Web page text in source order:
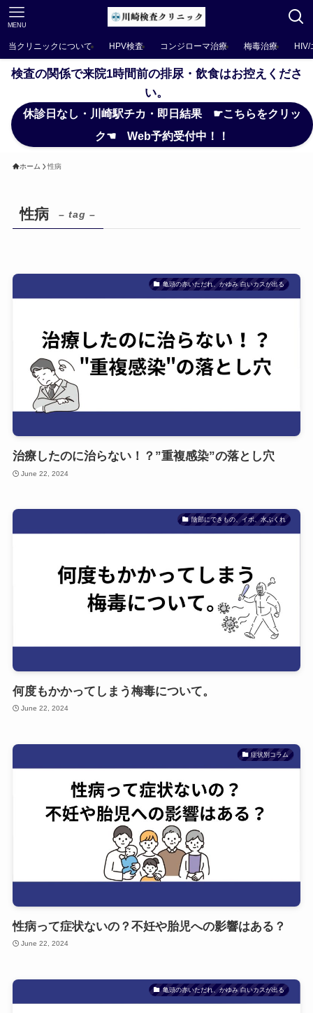
MENU
当クリニックについて HPV検査 コンジローマ治療 梅毒治療
検査の関係で来院1時間前の排尿・飲食はお控えくださ
い。
休診日なし・川崎駅チカ・即日結果 ☛こちらをクリッ
ク☚ Web予約受付中！！
ホーム 性病
性病 – tag –
亀頭の赤いただれ、かゆみ 白いカスが出る
治療したのに治らない！？”重複感染”の落とし穴
June 22, 2024
陰部にできもの、イボ、水ぶくれ
何度もかかってしまう梅毒について。
June 22, 2024
症状別コラム
性病って症状ないの？不妊や胎児への影響はある？
June 22, 2024
亀頭の赤いただれ、かゆみ 白いカスが出る